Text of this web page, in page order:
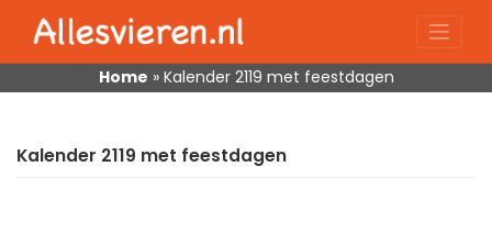
content
Home » Kalender 2119 met feestdagen
Kalender 2119 met feestdagen